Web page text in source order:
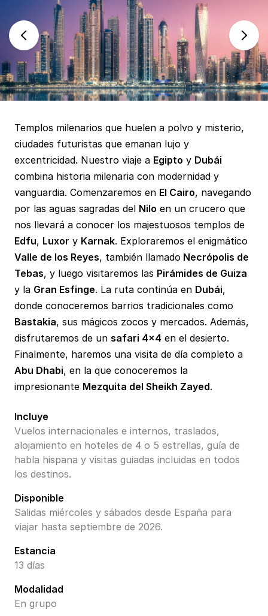
Templos milenarios que huelen a polvo y misterio,
ciudades futuristas que emanan lujo y
excentricidad. Nuestro viaje a Egipto y Dubái
combina historia milenaria con modernidad y
vanguardia. Comenzaremos en El Cairo, navegando
por las aguas sagradas del Nilo en un crucero que
nos llevará a conocer los majestuosos templos de
Edfu, Luxor y Karnak. Exploraremos el enigmático
Valle de los Reyes, también llamado Necrópolis de
Tebas, y luego visitaremos las Pirámides de Guiza
y la Gran Esfinge. La ruta continúa en Dubái,
donde conoceremos barrios tradicionales como
Bastakia, sus mágicos zocos y mercados. Además,
disfrutaremos de un safari 4x4 en el desierto.
Finalmente, haremos una visita de día completo a
Abu Dhabi, en la que conoceremos la
impresionante Mezquita del Sheikh Zayed.
Incluye
Vuelos internacionales e internos, traslados,
alojamiento en hoteles de 4 o 5 estrellas, guía de
habla hispana y visitas guiadas incluidas en todos
los destinos.
Disponible
Salidas miércoles y sábados desde España para
viajar hasta septiembre de 2026.
Estancia
13 días
Modalidad
En grupo